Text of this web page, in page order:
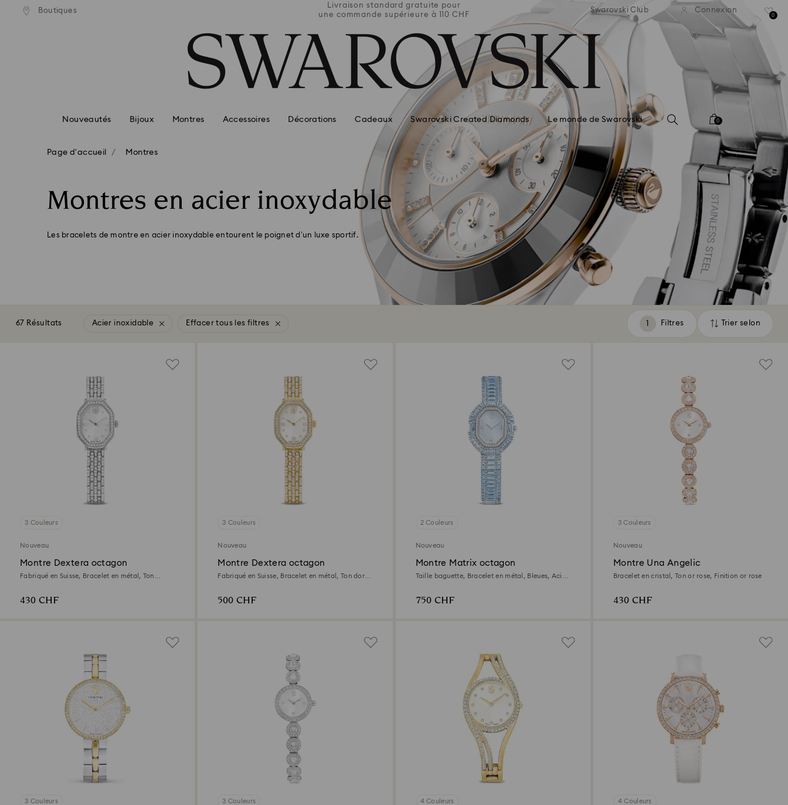
Accesskeys list
Boutiques
standard gratuite pour
supérieure à 110 CHF
Livraison standard gratuite pour
une commande supérieure à 110 CHF
Livraison standard gratuite pour
une commande supérieure à 110 CHF
Livraison standard
une commande supérieure à
Swarovski Club Connexion
0
Nouveautés Bijoux Montres Accessoires Décorations Cadeaux Swarovski Created Diamonds Le monde de Swarovski 0
Page d'accueil Montres
Montres en acier inoxydable
Les bracelets de montre en acier inoxydable entourent le poignet d’un luxe sportif.
67 Résultats Acier inoxidable Effacer tous les filtres Filtres
Filtres Trier selon
Trier
3 Couleurs
Nouveau
Montre Dextera octagon
Fabriqué en Suisse, Bracelet en métal, Ton
430 CHF
3 Couleurs
Nouveau
Montre Dextera octagon
Fabriqué en Suisse, Bracelet en métal, Ton doré,
500 CHF
2 Couleurs
Nouveau
Montre Matrix octagon
Taille baguette, Bracelet en métal, Bleues, Acier
750 CHF
3 Couleurs
Nouveau
Montre Una Angelic
Bracelet en cristal, Ton or rose, Finition or rose
430 CHF
3 Couleurs 3 Couleurs 4 Couleurs 4 Couleurs